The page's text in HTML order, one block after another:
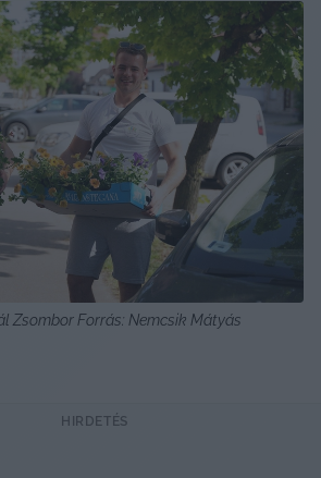
Zsombor Forrás: Nemcsik Mátyás
HIRDETÉS